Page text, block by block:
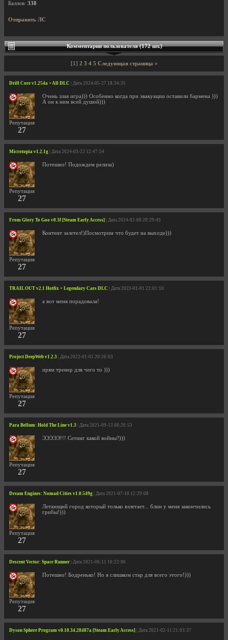
Баллов: 338
Отправить ЛС
Комментарии пользователя (172 шт.)
[1] 2 3 4 5 Следующая страница »
Drill Core v1.254a + All DLC | Дата 2024-05-27 18:34:35
Репутация
27
Очень злая игра))) Особенно когда при эвакуации оставили бармена )))
А он к ним всей душой)))
Microtopia v1.2.1g | Дата 2024-03-22 12:47:54
Репутация
27
Потешно! Подождем релиза)
From Glory To Goo v0.3f [Steam Early Access] | Дата 2024-02-08 20:29:43
Репутация
27
Контент залетел!)Посмотрим что будет на выходе)))
TRAIL OUT v2.1 Hotfix + Legendary Cars DLC | Дата 2023-01-01 22:01:10
Репутация
27
а вот меня порадовала!
Project DeepWeb v1.2.3 | Дата 2022-01-01 20:26:03
Репутация
27
прям тренер для чего то )))
Para Bellum: Hold The Line v1.3 | Дата 2021-09-13 08:26:53
Репутация
27
ЭЭЭЭЭ!!! Сетинг какой войны?)))
Dream Engines: Nomad Cities v1.0.549g | Дата 2021-07-18 12:29:08
Репутация
27
Летающий город который только взлетает... блин у меня закончились
грибы!)))
Descent Vector: Space Runner | Дата 2021-06-11 10:22:00
Репутация
27
Потешно! Бодренько! Но я слишком стар для всего этого!)))
Dyson Sphere Program v0.10.34.28487a [Steam Early Access] | Дата 2021-02-11 21:03:37